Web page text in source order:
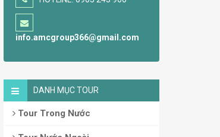
info.amcgroup366@gmail.com
DANH MỤC TOUR
Tour Trong Nước